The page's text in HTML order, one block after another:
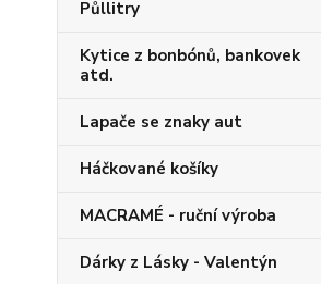
Půllitry
Kytice z bonbónů, bankovek
atd.
Lapače se znaky aut
Háčkované košíky
MACRAMÉ - ruční výroba
Dárky z Lásky - Valentýn